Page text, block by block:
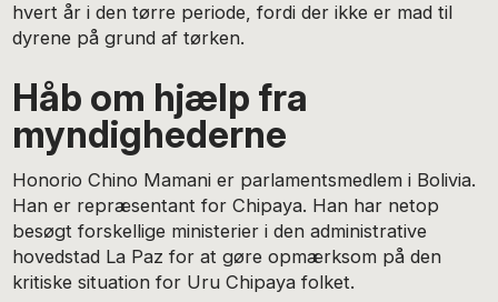
hvert år i den tørre periode, fordi der ikke er mad til
dyrene på grund af tørken.
Håb om hjælp fra
myndighederne
Honorio Chino Mamani er parlamentsmedlem i Bolivia.
Han er repræsentant for Chipaya. Han har netop
besøgt forskellige ministerier i den administrative
hovedstad La Paz for at gøre opmærksom på den
kritiske situation for Uru Chipaya folket.